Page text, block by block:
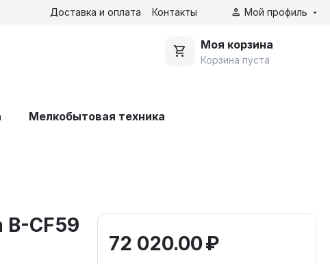
Доставка и оплата Контакты Мой профиль
Моя корзина
Корзина пуста
Мелкобытовая техника
CF59
72 020.00₽